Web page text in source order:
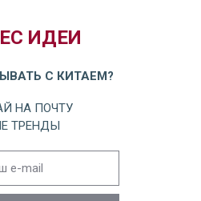
ИДЕИ
С КИТАЕМ?
НА ПОЧТУ
ТРЕНДЫ